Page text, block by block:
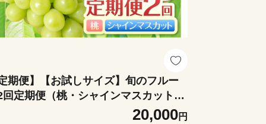
期便】【お試しサイズ】旬のフルー
回定期便（桃・シャインマスカット）
年発送】（HK）B16-44020,000円